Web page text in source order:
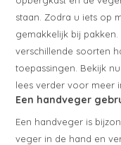
staan. Zodra u iets op
gemakkelijk bij
verschillende soorten
toepassingen. Bekijk
lees verder voor meer
Een handveger
Een handveger is
veger in de hand en